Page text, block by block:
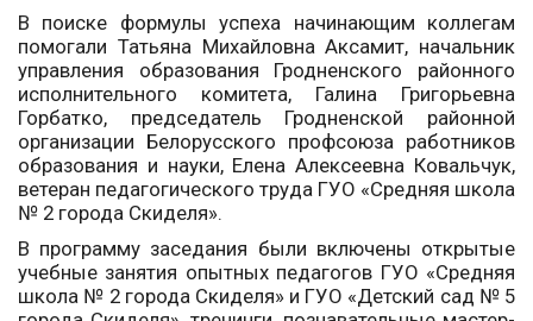
В поиске формулы успеха начинающим коллегам
помогали Татьяна Михайловна Аксамит, начальник
управления образования Гродненского районного
исполнительного комитета, Галина Григорьевна
Горбатко, председатель Гродненской районной
организации Белорусского профсоюза работников
образования и науки, Елена Алексеевна Ковальчук,
ветеран педагогического труда ГУО «Средняя школа
№ 2 города Скиделя».
В программу заседания были включены открытые
учебные занятия опытных педагогов ГУО «Средняя
школа № 2 города Скиделя» и ГУО «Детский сад № 5